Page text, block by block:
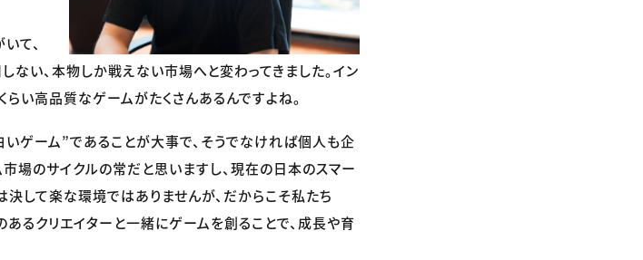
て、
ない、本物しか戦えない市場へと変わってきました。イン
い高品質なゲームがたくさんあるんですよね。
いゲーム”であることが大事で、そうでなければ個人も企
場のサイクルの常だと思いますし、現在の日本のスマー
決して楽な環境ではありませんが、だからこそ私たち
るクリエイターと一緒にゲームを創ることで、成長や育